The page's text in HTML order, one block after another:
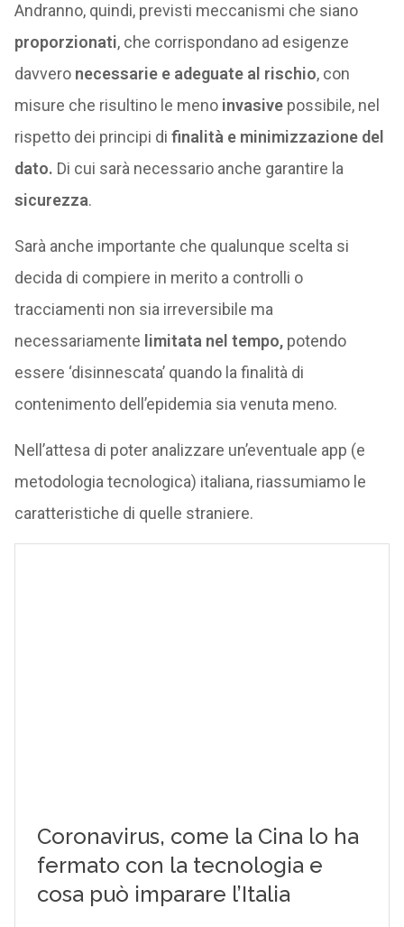
Andranno, quindi, previsti meccanismi che siano
proporzionati, che corrispondano ad esigenze
davvero necessarie e adeguate al rischio, con
misure che risultino le meno invasivepossibile, nel
rispetto dei principi di finalità e minimizzazione del
dato. Di cui sarà necessario anche garantire la
sicurezza.
Sarà anche importante che qualunque scelta si
decida di compiere in merito a controlli o
tracciamenti non sia irreversibile ma
necessariamente limitata nel tempo,potendo
essere ‘disinnescata’ quando la finalità di
contenimento dell’epidemia sia venuta meno.
Nell’attesa di poter analizzare un’eventuale app (e
metodologia tecnologica) italiana, riassumiamo le
caratteristiche di quelle straniere.